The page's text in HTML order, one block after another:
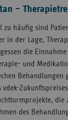
–
zu häufig sind
in der Lage,
die
und
Behandlungen
vdek-
des